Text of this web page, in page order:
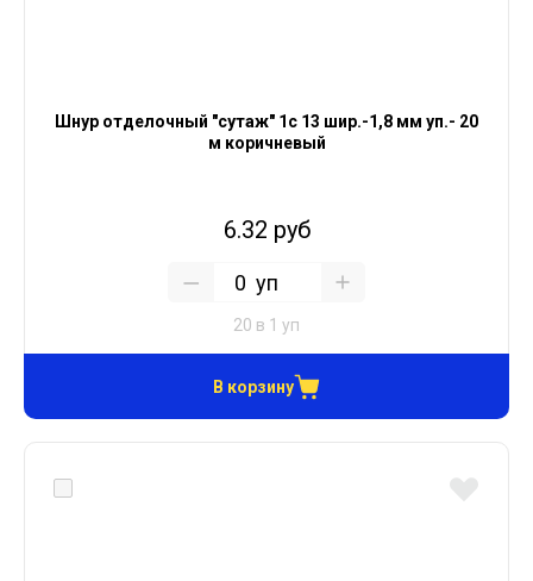
Шнур отделочный "сутаж" 1с 13 шир.-1,8 мм уп.- 20
м коричневый
6.32 руб
уп
20 в 1 уп
В корзину